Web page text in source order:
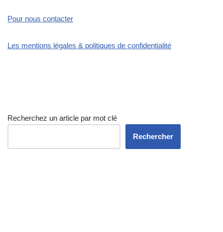
Pour nous contacter
Les mentions légales & politiques de confidentialité
Recherchez un article par mot clé
Rechercher